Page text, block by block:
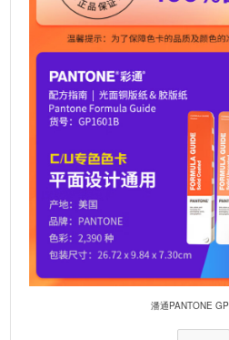
潘通PANTONE